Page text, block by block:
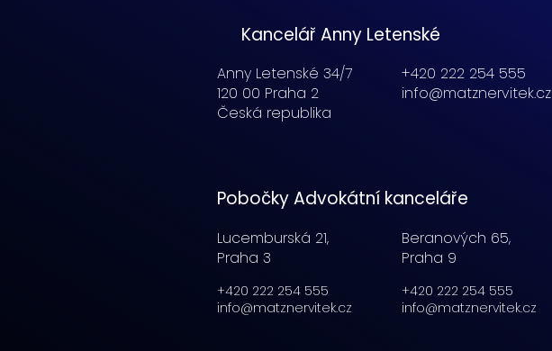
Kancelář Anny Letenské
Anny Letenské 34/7
120 00 Praha 2
Česká republika
+420 222 254 555
info@matznervitek.cz
Pobočky Advokátní kanceláře
Lucemburská 21,
Praha 3
+420 222 254 555
info@matznervitek.cz
Beranových 65,
Praha 9
+420 222 254 555
info@matznervitek.cz